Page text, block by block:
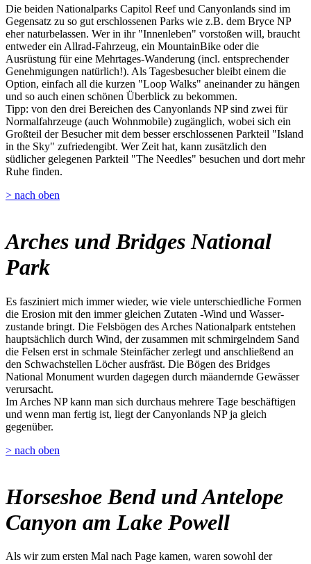
Die beiden Nationalparks Capitol Reef und Canyonlands sind im
Gegensatz zu so gut erschlossenen Parks wie z.B. dem Bryce NP
eher naturbelassen. Wer in ihr "Innenleben" vorstoßen will, braucht
entweder ein Allrad-Fahrzeug, ein MountainBike oder die
Ausrüstung für eine Mehrtages-Wanderung (incl. entsprechender
Genehmigungen natürlich!). Als Tagesbesucher bleibt einem die
Option, einfach all die kurzen "Loop Walks" aneinander zu hängen
und so auch einen schönen Überblick zu bekommen.
Tipp: von den drei Bereichen des Canyonlands NP sind zwei für
Normalfahrzeuge (auch Wohnmobile) zugänglich, wobei sich ein
Großteil der Besucher mit dem besser erschlossenen Parkteil "Island
in the Sky" zufriedengibt. Wer Zeit hat, kann zusätzlich den
südlicher gelegenen Parkteil "The Needles" besuchen und dort mehr
Ruhe finden.
> nach oben
Arches und Bridges National
Park
Es fasziniert mich immer wieder, wie viele unterschiedliche Formen
die Erosion mit den immer gleichen Zutaten -Wind und Wasser-
zustande bringt. Die Felsbögen des Arches Nationalpark entstehen
hauptsächlich durch Wind, der zusammen mit schmirgelndem Sand
die Felsen erst in schmale Steinfächer zerlegt und anschließend an
den Schwachstellen Löcher ausfräst. Die Bögen des Bridges
National Monument wurden dagegen durch mäandernde Gewässer
verursacht.
Im Arches NP kann man sich durchaus mehrere Tage beschäftigen
und wenn man fertig ist, liegt der Canyonlands NP ja gleich
gegenüber.
> nach oben
Horseshoe Bend und Antelope
Canyon am Lake Powell
Als wir zum ersten Mal nach Page kamen, waren sowohl der